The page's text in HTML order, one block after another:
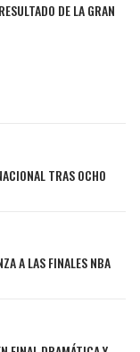
DE LA GRAN
TRAS OCHO
A LAS FINALES NBA